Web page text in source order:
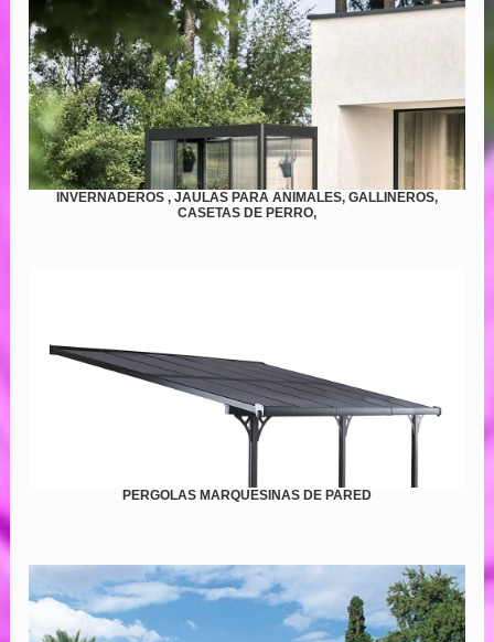
INVERNADEROS , JAULAS PARA ANIMALES, GALLINEROS,
CASETAS DE PERRO,
PERGOLAS MARQUESINAS DE PARED